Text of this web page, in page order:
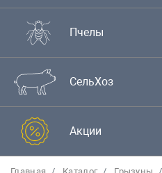
Пчелы
СельХоз
Акции